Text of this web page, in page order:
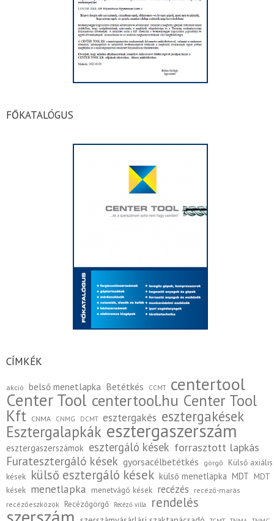
FŐKATALÓGUS
CÍMKÉK
akció belső menetlapka Betétkés CCMT centertool
Center Tool centertool.hu Center Tool
Kft CNMA CNMG DCMT esztergakés esztergakések
Esztergalapkák esztergaszerszám
esztergaszerszámok esztergáló kések forrasztott lapkás
Furatesztergáló kések gyorsacélbetétkés görgő
Külső axiális
kések külső esztergáló kések külső menetlapka MDT MDT
kések menetlapka menetvágó kések recézés
recéző-marás
recézőeszközök Recézőgörgő Recéző villa rendelés